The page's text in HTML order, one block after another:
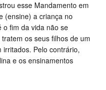
esse Mandamento em
(ensine) a criança no
o fim da vida não se
os seus filhos de um
Pelo contrário,
e os ensinamentos